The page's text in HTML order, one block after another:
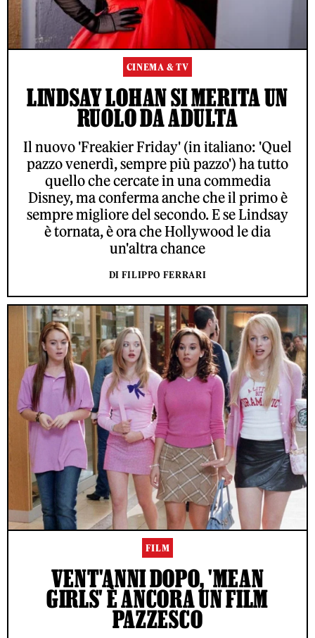
CINEMA & TV
LINDSAY LOHAN SI MERITA UN
RUOLO DA ADULTA
Il nuovo 'Freakier Friday' (in italiano: 'Quel
pazzo venerdì, sempre più pazzo') ha tutto
quello che cercate in una commedia
Disney, ma conferma anche che il primo è
sempre migliore del secondo. E se Lindsay
è tornata, è ora che Hollywood le dia
un'altra chance
DI FILIPPO FERRARI
FILM
VENT'ANNI DOPO, 'MEAN
GIRLS' È ANCORA UN FILM
PAZZESCO